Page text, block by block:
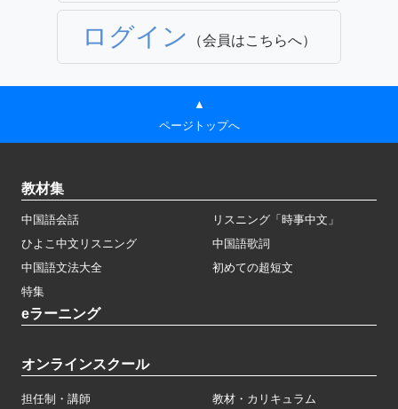
ログイン （会員はこちらへ）
▲
ページトップへ
教材集
中国語会話
リスニング「時事中文」
ひよこ中文リスニング
中国語歌詞
中国語文法大全
初めての超短文
特集
eラーニング
オンラインスクール
担任制・講師 教材・カリキュラム